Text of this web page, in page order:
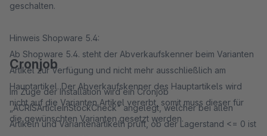
geschalten.
Hinweis Shopware 5.4:
Ab Shopware 5.4. steht der Abverkaufskenner beim Varianten
Artikel zur Verfügung und nicht mehr ausschließlich am
Hauptartikel. Der Abverkaufskenner des Hauptartikels wird
nicht auf die Varianten Artikel vererbt, somit muss dieser für
die gewünschten Varianten gesetzt werden.
Cronjob
Im Zuge der Installation wird ein Cronjob
„ACRISArticleInStockCheck" angelegt, welcher bei allen
Artikeln und Variantenartikeln prüft, ob der Lagerstand <= 0 ist